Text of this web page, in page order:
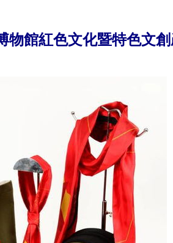
館紅色文化暨特色文創